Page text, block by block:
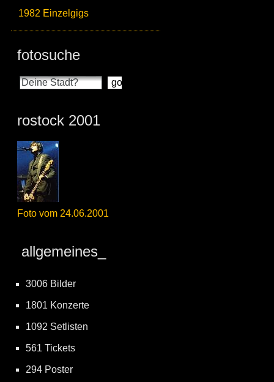
1982 Einzelgigs
fotosuche
rostock 2001
Foto vom 24.06.2001
allgemeines_
3006 Bilder
1801 Konzerte
1092 Setlisten
561 Tickets
294 Poster